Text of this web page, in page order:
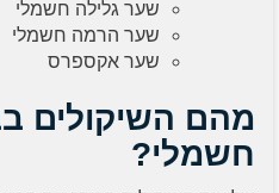
שער גלילה חשמלי
שער הרמה חשמלי
שער אקספרס
מהם השיקולים
חשמלי?